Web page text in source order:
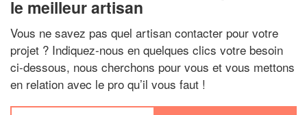
le meilleur artisan
Vous ne savez pas quel artisan contacter pour votre
projet ? Indiquez-nous en quelques clics votre besoin
ci-dessous, nous cherchons pour vous et vous mettons
en relation avec le pro qu’il vous faut !